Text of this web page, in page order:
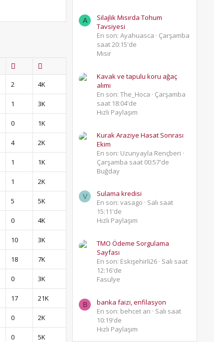
2 4K
1 3K
0 1K
4 2K
1 1K
1 2K
5 5K
0 4K
10 3K
18 7K
0 3K
17 21K
0 2K
0 5K
A
Silajlık Mısırda Tohum
Tavsiyesi
En son: Ayahuasca
Çarşamba
saat 20:15'de
Mısır
Kavak ve tapulu koru ağaç
alımı
En son: The_Hoca
Çarşamba
saat 18:04'de
Hızlı Paylaşım
Kurak Araziye Hasat Sonrası
Ekim
En son: Uzunyayla Rençberi
Çarşamba saat 00:57'de
Buğday
V
Sulama kredisi
En son: vasago
Salı saat
15:11'de
Hızlı Paylaşım
TMO Ödeme Sorgulama
Sayfası
En son: Eskişehirli26 Salı saat
12:16'de
Fasulye
B
banka faizi, enfilasyon
En son: behcet arı
Salı saat
10:19'de
Hızlı Paylaşım